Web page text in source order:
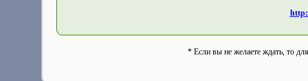
* Если вы не желаете ждать, то